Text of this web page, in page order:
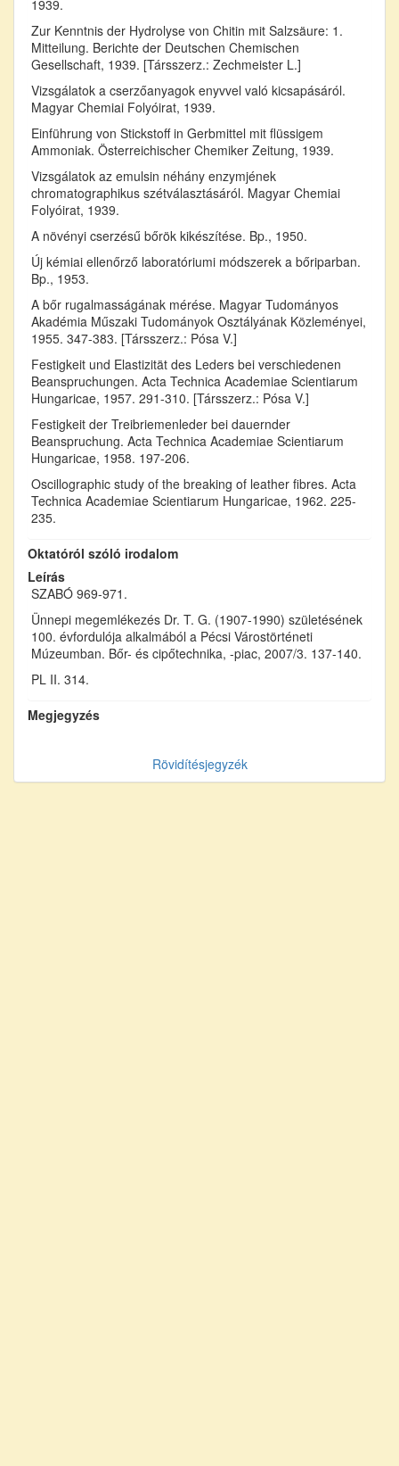
1939.
Zur Kenntnis der Hydrolyse von Chitin mit Salzsäure: 1.
Mitteilung. Berichte der Deutschen Chemischen
Gesellschaft, 1939. [Társszerz.: Zechmeister L.]
Vizsgálatok a cserzőanyagok enyvvel való kicsapásáról.
Magyar Chemiai Folyóirat, 1939.
Einführung von Stickstoff in Gerbmittel mit flüssigem
Ammoniak. Österreichischer Chemiker Zeitung, 1939.
Vizsgálatok az emulsin néhány enzymjének
chromatographikus szétválasztásáról. Magyar Chemiai
Folyóirat, 1939.
A növényi cserzésű bőrök kikészítése. Bp., 1950.
Új kémiai ellenőrző laboratóriumi módszerek a bőriparban.
Bp., 1953.
A bőr rugalmasságának mérése. Magyar Tudományos
Akadémia Műszaki Tudományok Osztályának Közleményei,
1955. 347-383. [Társszerz.: Pósa V.]
Festigkeit und Elastizität des Leders bei verschiedenen
Beanspruchungen. Acta Technica Academiae Scientiarum
Hungaricae, 1957. 291-310. [Társszerz.: Pósa V.]
Festigkeit der Treibriemenleder bei dauernder
Beanspruchung. Acta Technica Academiae Scientiarum
Hungaricae, 1958. 197-206.
Oscillographic study of the breaking of leather fibres. Acta
Technica Academiae Scientiarum Hungaricae, 1962. 225-
235.
Oktatóról szóló irodalom
Leírás
SZABÓ 969-971.
Ünnepi megemlékezés Dr. T. G. (1907-1990) születésének
100. évfordulója alkalmából a Pécsi Várostörténeti
Múzeumban. Bőr- és cipőtechnika, -piac, 2007/3. 137-140.
PL II. 314.
Megjegyzés
Rövidítésjegyzék